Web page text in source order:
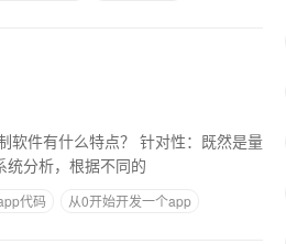
统分析，根据不同的
代码
从0开始开发一个app